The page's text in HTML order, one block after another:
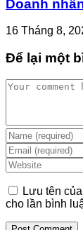
Doanh
16 Tháng 8,
Để lại một
Comment
Enter
your
name
or
username
to
comment
Enter
your
email
address
to
comment
Enter
your
website
URL
Lưu tên
cho lần bình